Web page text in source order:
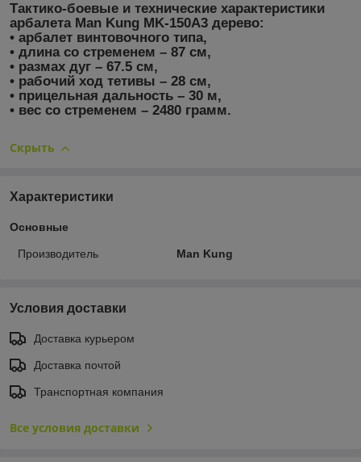
Тактико-боевые и технические характеристики
арбалета Man Kung MK-150A3 дерево:
• арбалет винтовочного типа,
• длина со стременем – 87 см,
• размах дуг – 67.5 см,
• рабочий ход тетивы – 28 см,
• прицельная дальность – 30 м,
• вес со стременем – 2480 грамм.
Скрыть
Характеристики
Основные
Производитель Man Kung
Условия доставки
Доставка курьером
Доставка почтой
Транспортная компания
Все условия доставки